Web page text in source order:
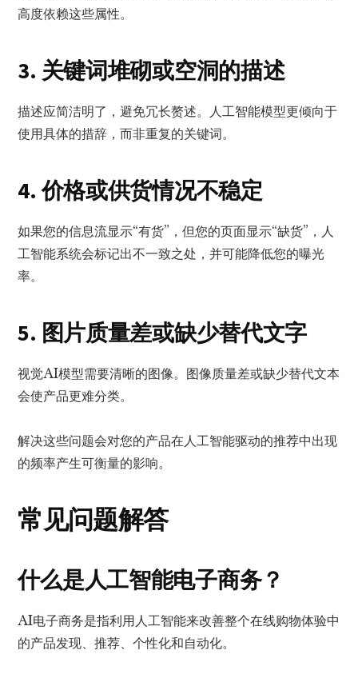
高度依赖这些属性。
3. 关键词堆砌或空洞的描述
描述应简洁明了，避免冗长赘述。人工智能模型更倾向于
使用具体的措辞，而非重复的关键词。
4. 价格或供货情况不稳定
如果您的信息流显示“有货”，但您的页面显示“缺货”，人
工智能系统会标记出不一致之处，并可能降低您的曝光
率。
5. 图片质量差或缺少替代文字
视觉AI模型需要清晰的图像。图像质量差或缺少替代文本
会使产品更难分类。
解决这些问题会对您的产品在人工智能驱动的推荐中出现
的频率产生可衡量的影响。
常见问题解答
什么是人工智能电子商务？
AI电子商务是指利用人工智能来改善整个在线购物体验中
的产品发现、推荐、个性化和自动化。